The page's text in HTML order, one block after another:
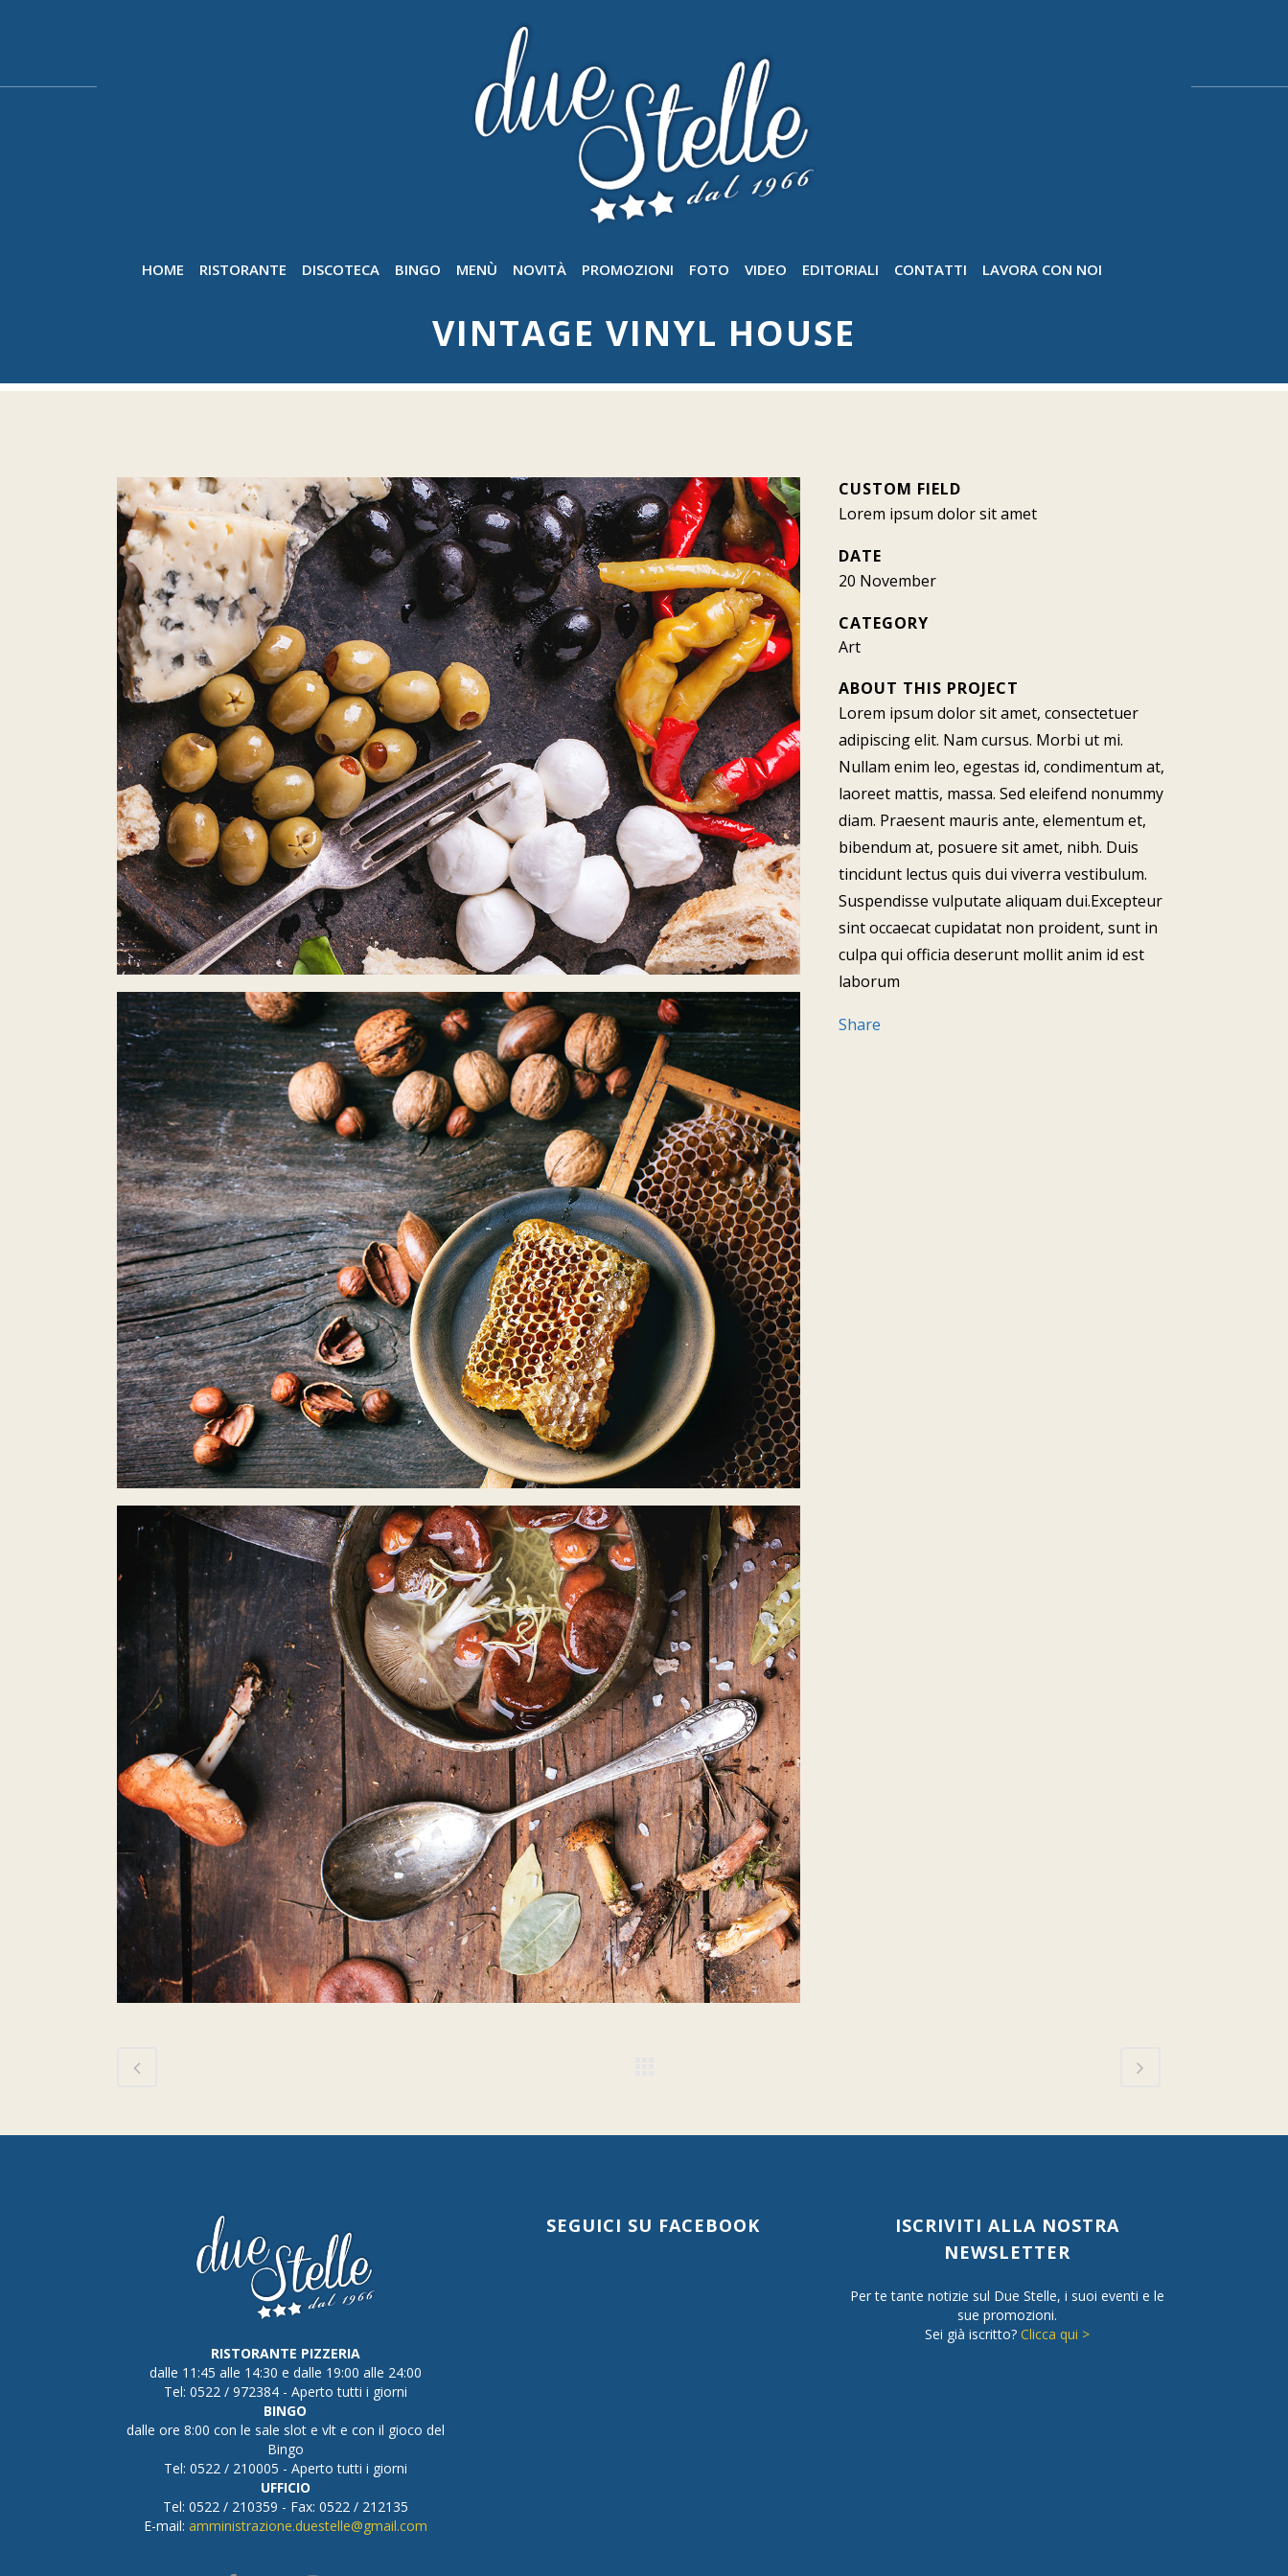
HOME RISTORANTE DISCOTECA BINGO MENÙ NOVITÀ PROMOZIONI FOTO VIDEO EDITORIALI CONTATTI LAVORA CON NOI
VINTAGE VINYL HOUSE
CUSTOM FIELD
Lorem ipsum dolor sit amet
DATE
20 November
CATEGORY
Art
ABOUT THIS PROJECT
Lorem ipsum dolor sit amet, consectetuer
adipiscing elit. Nam cursus. Morbi ut mi.
Nullam enim leo, egestas id, condimentum at,
laoreet mattis, massa. Sed eleifend nonummy
diam. Praesent mauris ante, elementum et,
bibendum at, posuere sit amet, nibh. Duis
tincidunt lectus quis dui viverra vestibulum.
Suspendisse vulputate aliquam dui.Excepteur
sint occaecat cupidatat non proident, sunt in
culpa qui officia deserunt mollit anim id est
laborum
Share
RISTORANTE PIZZERIA
dalle 11:45 alle 14:30 e dalle 19:00 alle 24:00
Tel: 0522 / 972384 - Aperto tutti i giorni
BINGO
dalle ore 8:00 con le sale slot e vlt e con il gioco del
Bingo
Tel: 0522 / 210005 - Aperto tutti i giorni
UFFICIO
Tel: 0522 / 210359 - Fax: 0522 / 212135
E-mail: amministrazione.duestelle@gmail.com
SEGUICI SU FACEBOOK
ISCRIVITI ALLA NOSTRA
NEWSLETTER
Per te tante notizie sul Due Stelle, i suoi eventi e le
sue promozioni.
Sei già iscritto?Clicca qui >